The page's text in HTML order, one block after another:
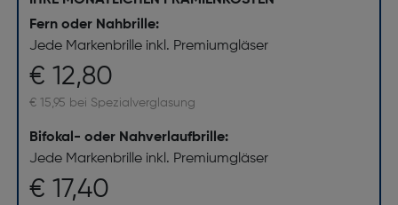
Fern oder Nahbrille:
Jede Markenbrille inkl. Premiumgläser
€ 12,80
€ 15,95 bei Spezialverglasung
Bifokal- oder Nahverlaufbrille:
Jede Markenbrille inkl. Premiumgläser
€ 17,40